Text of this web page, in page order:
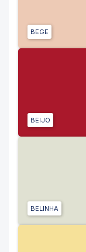
BEGE
BEIJO
BELINHA